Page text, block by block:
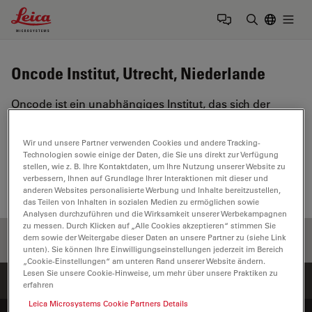
Leica Microsystems Logo
Oncode Institut, Utrecht, Niederlande
Oncode ist ein unabhängiges Institut, das sich der
Forschung in die Praxis widmet.
https://www.oncode.nl/
Startseite Einrichtungen
Wir und unsere Partner verwenden Cookies und andere Tracking-
Technologien sowie einige der Daten, die Sie uns direkt zur Verfügung
stellen, wie z. B. Ihre Kontaktdaten, um Ihre Nutzung unserer Website zu
verbessern, Ihnen auf Grundlage Ihrer Interaktionen mit dieser und
anderen Websites personalisierte Werbung und Inhalte bereitzustellen,
das Teilen von Inhalten in sozialen Medien zu ermöglichen sowie
Analysen durchzuführen und die Wirksamkeit unserer Werbekampagnen
zu messen. Durch Klicken auf „Alle Cookies akzeptieren“ stimmen Sie
dem sowie der Weitergabe dieser Daten an unsere Partner zu (siehe Link
unten). Sie können Ihre Einwilligungseinstellungen jederzeit im Bereich
„Cookie-Einstellungen“ am unteren Rand unserer Website ändern.
Lesen Sie unsere Cookie-Hinweise, um mehr über unsere Praktiken zu
erfahren
Leica Microsystems Cookie Partners Details